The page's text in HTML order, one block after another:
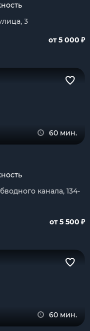
3
от 5 000 ₽
60 мин.
канала, 134-
от 5 500 ₽
60 мин.